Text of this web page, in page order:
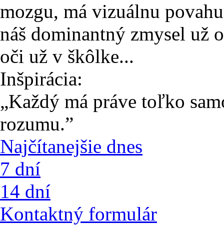
mozgu, má vizuálnu
náš dominantný zmysel už
oči už v škôlke...
Inšpirácia:
„Každý má práve toľko
rozumu.”
Najčítanejšie dnes
7 dní
14 dní
Kontaktný formulár